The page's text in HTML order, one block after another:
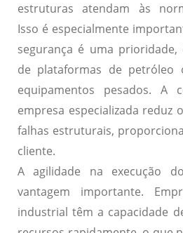
estruturas atendam às
Isso é especialmente
segurança é uma
de plataformas de petróleo
equipamentos pesados. A
empresa especializada reduz
falhas estruturais,
cliente.
A agilidade na execução
vantagem importante.
industrial têm a capacidade